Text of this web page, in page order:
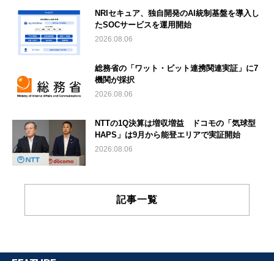
NRIセキュア、独自開発のAI統制基盤を導入し
たSOCサービスを運用開始
2026.08.06
総務省の「ワット・ビット連携関連実証」に7
機関が採択
2026.08.06
NTTの1Q決算は増収増益 ドコモの「気球型
HAPS」は9月から能登エリアで実証開始
2026.08.06
記事一覧